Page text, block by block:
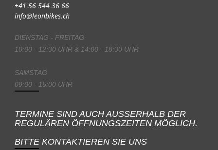
+41 56 544 36 66
info@leonbikes.ch
DIENSTAG - FREITAG
10:00 - 12:30 UHR & 14:00 - 18:30 UHR
SAMSTAG
09:00 - 15:00 UHR
TERMINE SIND AUCH AUSSERHALB DER
REGULÄREN ÖFFNUNGSZEITEN MÖGLICH.
BITTE KONTAKTIEREN SIE UNS